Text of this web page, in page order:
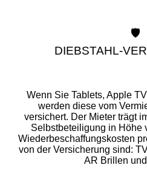
🛡️
DIEBSTAHL-
Wenn Sie Tablets, Apple
werden diese vom
versichert. Der Mieter trägt
Selbstbeteiligung in Höhe
Wiederbeschaffungskosten
von der Versicherung sind:
AR Brillen